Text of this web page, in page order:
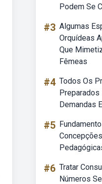
Podem Se
#3 Algumas
Orquídeas
Que
Fêmeas
#4 Todos Os
Preparados
Demandas
#5
#6 Tratar
Números